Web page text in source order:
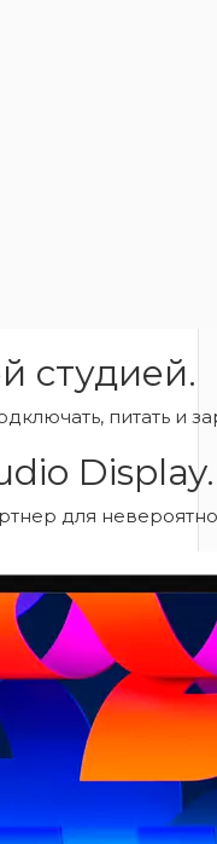
студией.
питать
для